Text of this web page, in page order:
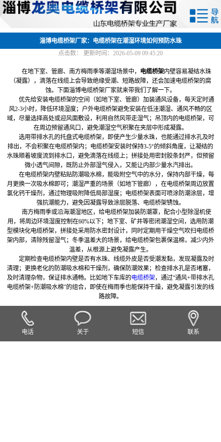
淄博电缆桥架厂家：电缆桥架在潮湿环境如何预防水珠
点击数：
更新时间：2026-05-09 09:45:20
在地下室、管廊、南方梅雨季等潮湿场景中， 电缆桥架内壁容易凝结水珠
（凝露），滴落在线缆上会导致绝缘受潮、短路故障，还会加速电缆桥架的腐
蚀。下面淄博电缆桥架厂家就来带我们了解一下。
优先给安装电缆桥架的空间（如地下室、管廊）加装通风设备，每天定时通
风2-3小时，降低环境湿度；户外电缆桥架避免安装在低洼潮湿、通风不畅的区
域，尽量选择高处或迎风面敷设，利用自然风带走湿气；吊顶内的电缆桥架，可
在周边预留通风口，避免潮湿空气积聚在夹层中形成凝露。
选用带排水孔的托盘式电缆桥架，即使产生少量水珠，也能通过排水孔及时
排出，不会积聚在电缆桥架内；电缆桥架安装时保持3-5°的倾斜角度，让凝结的
水珠顺着坡度流到排水口，避免滴落在线缆上；拼接处用密封胶条封严，但预留
微小透气间隙，既防止外部湿气侵入，又能让内部少量水汽排出。
在电缆桥架内壁粘贴防潮吸水棉，能吸附空气中的水分，保持内部干燥，每
月更换一次吸水棉即可；潮湿严重的场景（如地下管廊），在电缆桥架周边放置
氯化钙干燥剂，通过物理吸附降低局部湿度；电缆桥架表面可喷涂防潮涂层，增
强抗潮能力，避免因凝露导致涂层脱落、电缆桥架锈蚀。
南方梅雨季或沿海潮湿地区，给电缆桥架加装防潮罩，配合小型除湿机使
用，将周边环境湿度控制在60%以下；地下室、矿井等密闭潮湿空间，选用防潮
型模块化电缆桥架，拼接处采用防水密封设计，同时定期用干燥空气吹扫电缆桥
架内部，清除残留湿气；冬季温差大的场景，给电缆桥架包裹保温棉，减少内外
温差，从根源上避免凝露产生。
定期检查电缆桥架内壁是否有水珠、线缆外皮是否受潮发黏，发现凝露及时
清理；更换老化的防潮吸水棉和干燥剂，确保防潮效果；检查排水孔是否堵塞，
及时清理杂物，保证排水通畅。比如地下车库的电缆桥架，通过“通风+带排水孔
电缆桥架+防潮吸水棉”的组合，即使在梅雨季也能保持干燥，避免凝露引发的线
路故障。
电话 关于 短信 联系
网站首页
关于我们
新闻中心
厂容厂貌
联系我们